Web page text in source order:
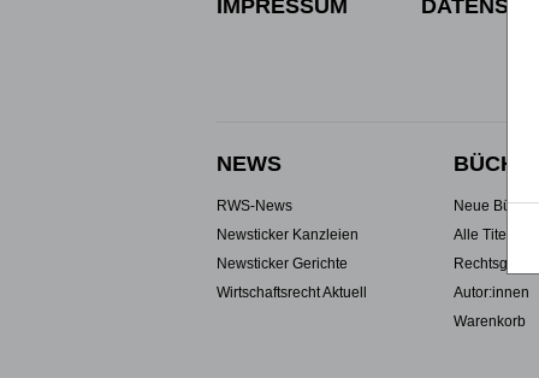
IMPRESSUM
NEWS
RWS-News
Newsticker Kanzleien
Newsticker Gerichte
Wirtschaftsrecht Aktuell
Neue Bücher
Alle Titel
Rechtsgebiete
Autor:innen
Warenkorb